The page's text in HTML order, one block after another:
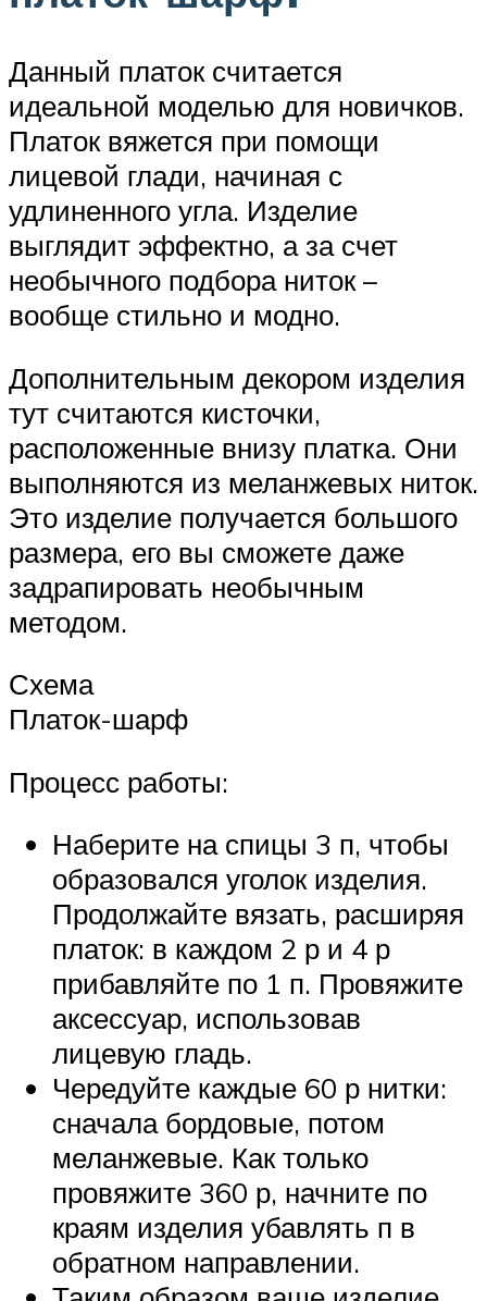
Данный платок считается
идеальной моделью для новичков.
Платок вяжется при помощи
лицевой глади, начиная с
удлиненного угла. Изделие
выглядит эффектно, а за счет
необычного подбора ниток –
вообще стильно и модно.
Дополнительным декором изделия
тут считаются кисточки,
расположенные внизу платка. Они
выполняются из меланжевых ниток.
Это изделие получается большого
размера, его вы сможете даже
задрапировать необычным
методом.
Схема
Платок-шарф
Процесс работы:
Наберите на спицы 3 п, чтобы
образовался уголок изделия.
Продолжайте вязать, расширяя
платок: в каждом 2 р и 4 р
прибавляйте по 1 п. Провяжите
аксессуар, использовав
лицевую гладь.
Чередуйте каждые 60 р нитки:
сначала бордовые, потом
меланжевые. Как только
провяжите 360 р, начните по
краям изделия убавлять п в
обратном направлении.